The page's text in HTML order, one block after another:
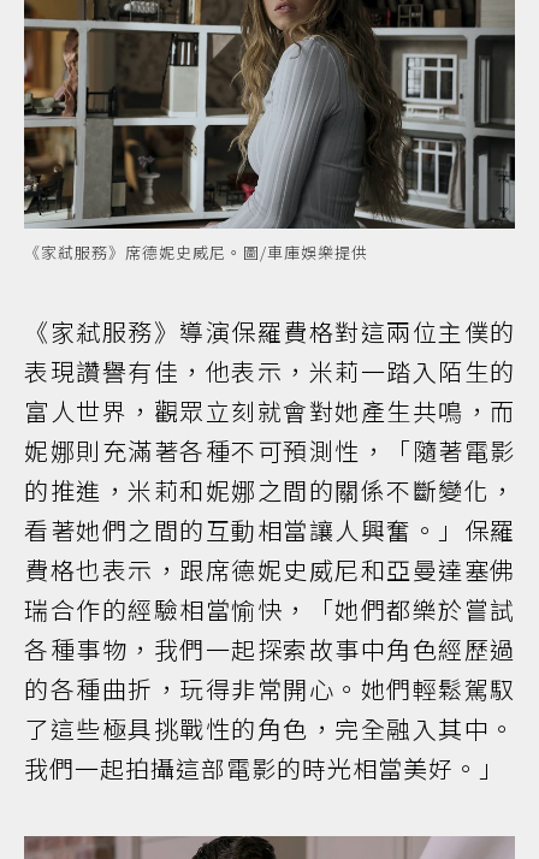
《家弒服務》席德妮史威尼。圖/車庫娛樂提供
《家弒服務》導演保羅費格對這兩位主僕的
表現讚譽有佳，他表示，米莉一踏入陌生的
富人世界，觀眾立刻就會對她產生共鳴，而
妮娜則充滿著各種不可預測性，「隨著電影
的推進，米莉和妮娜之間的關係不斷變化，
看著她們之間的互動相當讓人興奮。」保羅
費格也表示，跟席德妮史威尼和亞曼達塞佛
瑞合作的經驗相當愉快，「她們都樂於嘗試
各種事物，我們一起探索故事中角色經歷過
的各種曲折，玩得非常開心。她們輕鬆駕馭
了這些極具挑戰性的角色，完全融入其中。
我們一起拍攝這部電影的時光相當美好。」